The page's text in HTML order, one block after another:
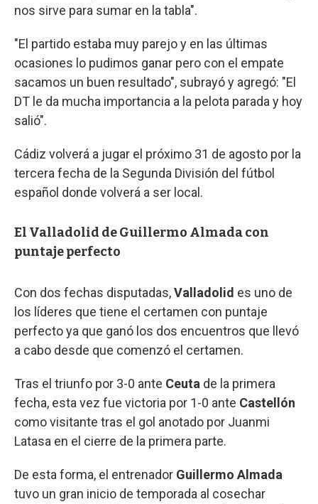
nos sirve para sumar en la tabla".
"El partido estaba muy parejo y en las últimas
ocasiones lo pudimos ganar pero con el empate
sacamos un buen resultado", subrayó y agregó: "El
DT le da mucha importancia a la pelota parada y hoy
salió".
Cádiz volverá a jugar el próximo 31 de agosto por la
tercera fecha de la Segunda División del fútbol
español donde volverá a ser local.
El Valladolid de Guillermo Almada con
puntaje perfecto
Con dos fechas disputadas,Valladolid es uno de
los líderes que tiene el certamen con puntaje
perfecto ya que ganó los dos encuentros que llevó
a cabo desde que comenzó el certamen.
Tras el triunfo por 3-0 ante Ceuta de la primera
fecha, esta vez fue victoria por 1-0 ante Castellón
como visitante tras el gol anotado por Juanmi
Latasa en el cierre de la primera parte.
De esta forma, el entrenador Guillermo Almada
tuvo un gran inicio de temporada al cosechar